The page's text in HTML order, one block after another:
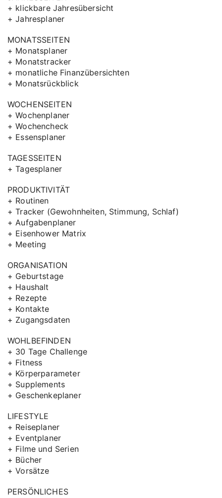
+ klickbare Jahresübersicht
+ Jahresplaner
MONATSSEITEN
+ Monatsplaner
+ Monatstracker
+ monatliche Finanzübersichten
+ Monatsrückblick
WOCHENSEITEN
+ Wochenplaner
+ Wochencheck
+ Essensplaner
TAGESSEITEN
+ Tagesplaner
PRODUKTIVITÄT
+ Routinen
+ Tracker (Gewohnheiten, Stimmung, Schlaf)
+ Aufgabenplaner
+ Eisenhower Matrix
+ Meeting
ORGANISATION
+ Geburtstage
+ Haushalt
+ Rezepte
+ Kontakte
+ Zugangsdaten
WOHLBEFINDEN
+ 30 Tage Challenge
+ Fitness
+ Körperparameter
+ Supplements
+ Geschenkeplaner
LIFESTYLE
+ Reiseplaner
+ Eventplaner
+ Filme und Serien
+ Bücher
+ Vorsätze
PERSÖNLICHES